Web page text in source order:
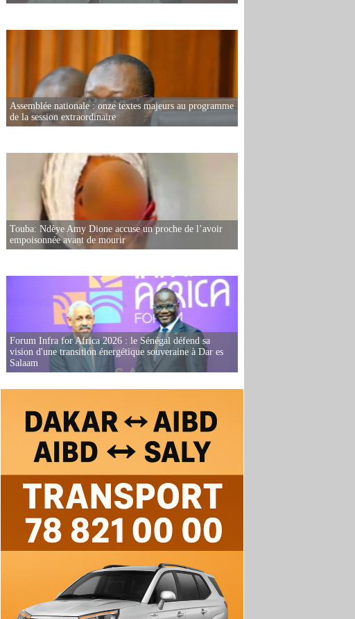
Assemblée nationale : onze textes majeurs au programme
de la session extraordinaire
Touba: Ndèye Amy Dione accuse un proche de l’avoir
empoisonnée avant de mourir
Forum Infra for Africa 2026 : le Sénégal défend sa
vision d'une transition énergétique souveraine à Dar es
Salaam